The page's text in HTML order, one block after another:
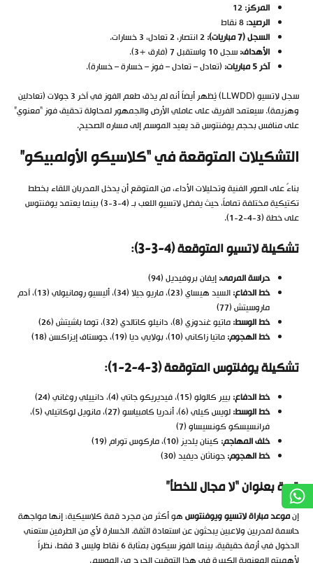
المركز:
الرصيد:
السجل (7 مباريات):
الأهداف:سجل 10 واستقبل 7 (فارق +3).
آخر 5 مباريات:
(تعادل – تعادل – فوز – خسارة – خسارة).
سجل لاتسيو (LLWDD) يُظهر أيضاً أنه لم يذق طعم الفوز في آخر 3 جولات (تعادلين
وهزيمة). سيعتمد الفريق على عاملي الأرض والجمهور لمحاولة تحقيق فوز “معنوي”
على منافس بحجم يوفنتوس قد يعيد الموسم إلى مساره الصحيح.
التشكيلات المتوقعة في “كلاسيكو الأولمبيكو”
بناءً على الصور الفنية وتحليلات الأداء، من المتوقع أن يدخل المدربان اللقاء بخطط
تكتيكية مختلفة تماماً، حيث يفضل لاتسيو اللعب بـ (4-3-3) بينما يعتمد يوفنتوس
على خطة (3-4-2-1).
تشكيلة لاتسيو المتوقعة (4-3-3):
حراسة المرمى:إيفان بروفيديل (94)
خط الدفاع:
السيد هيساي (23)، ماريو جيلا (34)، أليسيو رومانيولي (13)، آدم
ماروسيتش (77)
خط الوسط:ماتيو غندوزي (8)، دانيلو كاتالدي (32)، توما باشيتش (26)
خط الهجوم:ماتيا زاكاني (10)، بولايي ديا (19)، جوستاف إيزاكسن (18)
تشكيلة يوفنتوس المتوقعة (3-4-2-1):
خط الدفاع:بيير كالولو (15)، فيديريكو جاتي (4)، دانييلي روغاني (24)
خط الوسط:
لويس كيلي (6)، أندريا كامبياسو (27)، مانويل لوكاتيلي (5)،
فرانسيسكو كونسيساو (7)
خلف المهاجم: كينان يلديز (10)، ماركوس تورام (19)
خط الهجوم:جوناثان ديفيد (30)
قمة بعنوان “لا مجال للخطأ”
إنموعد مباراة لاتسيو ويوفنتوسهو أكثر من مجرد قمة كلاسيكية؛ إنها مواجهة
حاسمة لمدربين ولاعبين يبحثون عن استعادة الثقة. الخسارة لأي من الطرفين ستعني
الدخول في أزمة حقيقية، بينما الفوز سيكون بمثابة 6 نقاط وليس 3 فقط، نظراً